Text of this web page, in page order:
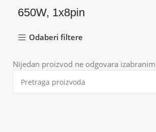
650W, 1x8pin
Odaberi filtere
Nijedan proizvod ne odgovara